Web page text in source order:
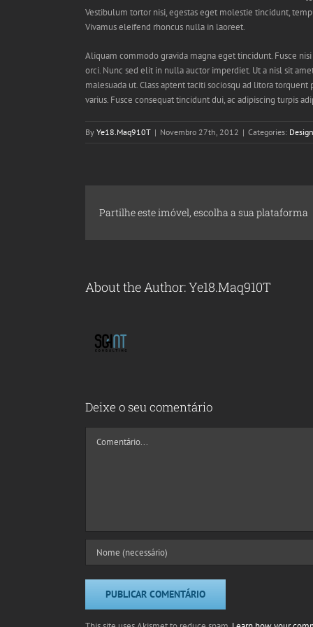
Vestibulum tortor nisi, egestas eget molestie tincidunt,
Vivamus eleifend rhoncus nulla in laoreet.
Aliquam commodo gravida magna eget tincidunt. Fusce
orci. Nunc sed elit in nulla auctor imperdiet. Ut a nisl sit
malesuada ut. Class aptent taciti sociosqu ad litora
varius. Fusce consequat tincidunt dui, ac adipiscing turpis
By Ye18.Maq910T | Novembro 27th, 2012 | Categories:
Partilhe este imóvel, escolha a sua plataforma
About the Author:Ye18.Maq910T
Deixe o seu comentário